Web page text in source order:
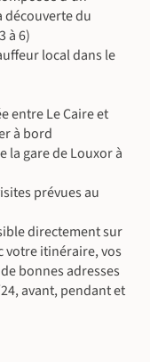
©
découverte du
à 6)
local dans le
entre Le Caire et
à bord
la gare de Louxor à
prévues au
directement sur
votre itinéraire, vos
bonnes adresses
avant, pendant et